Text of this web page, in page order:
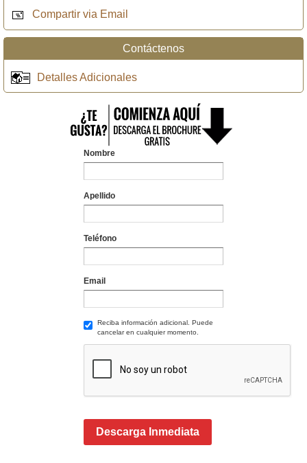
Compartir via Email
Contáctenos
Detalles Adicionales
Nombre
Apellido
Teléfono
Email
Reciba información adicional. Puede
cancelar en cualquier momento.
Descarga Inmediata